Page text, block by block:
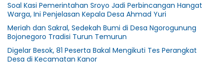
Soal Kasi Pemerintahan Sroyo Jadi Perbincangan Hangat
Warga, Ini Penjelasan Kepala Desa Ahmad Yuri
Meriah dan Sakral, Sedekah Bumi di Desa Ngorogunung
Bojonegoro Tradisi Turun Temurun
Digelar Besok, 81 Peserta Bakal Mengikuti Tes Perangkat
Desa di Kecamatan Kanor